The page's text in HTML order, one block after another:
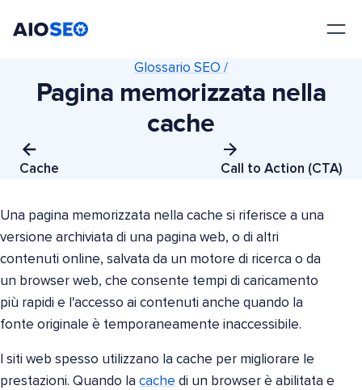
Cache
Glossario SEO /
Pagina memorizzata nella
cache
Call to Action (CTA)
Una pagina memorizzata nella cache si riferisce a una
versione archiviata di una pagina web, o di altri
contenuti online, salvata da un motore di ricerca o da
un browser web, che consente tempi di caricamento
più rapidi e l'accesso ai contenuti anche quando la
fonte originale è temporaneamente inaccessibile.
I siti web spesso utilizzano la cache per migliorare le
prestazioni. Quando la cache di un browser è abilitata e